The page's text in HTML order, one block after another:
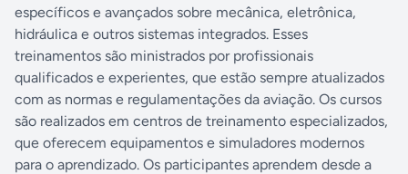
específicos e avançados sobre mecânica, eletrônica,
hidráulica e outros sistemas integrados. Esses
treinamentos são ministrados por profissionais
qualificados e experientes, que estão sempre atualizados
com as normas e regulamentações da aviação. Os cursos
são realizados em centros de treinamento especializados,
que oferecem equipamentos e simuladores modernos
para o aprendizado. Os participantes aprendem desde a